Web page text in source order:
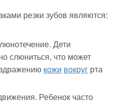
резки зубов являются:
Дети
слюниться, что может
кожи вокруг рта
Ребенок часто